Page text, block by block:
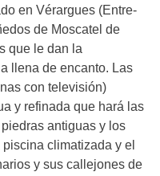
en Vérargues (Entre-
de Moscatel de
que le dan la
llena de encanto. Las
con televisión)
y refinada que hará las
antiguas y los
climatizada y el
y sus callejones de